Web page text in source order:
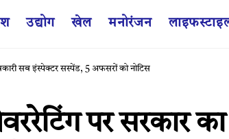
उद्योग खेल मनोरंजन
सब इंस्पेक्टर सस्पेंड, 5 अफसरों को नोटिस
पर सरकार